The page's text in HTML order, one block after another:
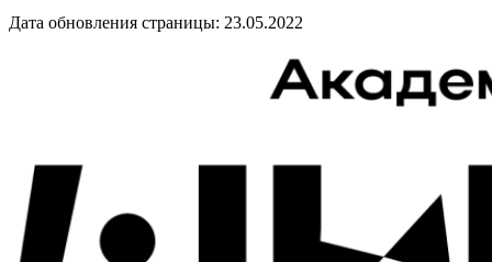
Дата обновления страницы: 23.05.2022